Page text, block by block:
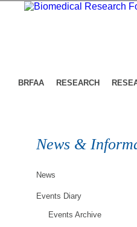
BRFAA RESEARCH
News &
News
Events Diary
Events Archive